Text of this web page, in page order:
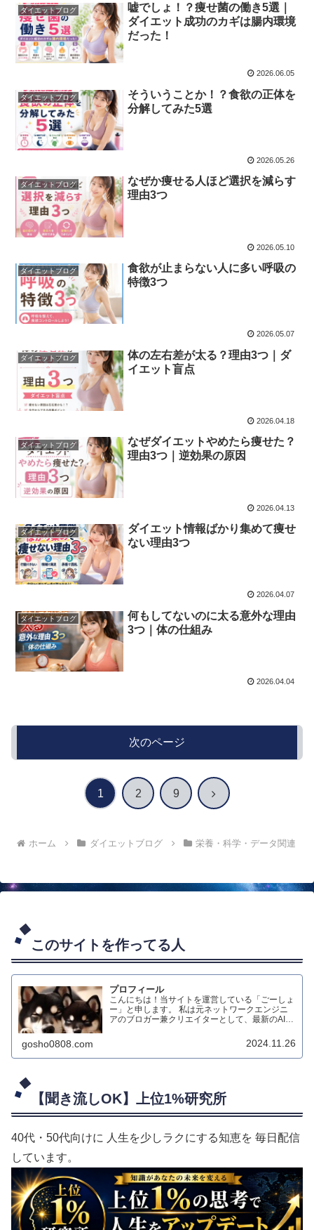
ダイエットブログ
嘘でしょ！？痩せ菌の働き5選｜
ダイエット成功のカギは腸内環境
だった！
2026.06.05
ダイエットブログ
そういうことか！？食欲の正体を
分解してみた5選
2026.05.26
ダイエットブログ
なぜか痩せる人ほど選択を減らす
理由3つ
2026.05.10
ダイエットブログ
食欲が止まらない人に多い呼吸の
特徴3つ
2026.05.07
ダイエットブログ
体の左右差が太る？理由3つ｜ダ
イエット盲点
2026.04.18
ダイエットブログ
なぜダイエットやめたら痩せた？
理由3つ｜逆効果の原因
2026.04.13
ダイエットブログ
ダイエット情報ばかり集めて痩せ
ない理由3つ
2026.04.07
ダイエットブログ
何もしてないのに太る意外な理由
3つ｜体の仕組み
2026.04.04
次のページ
1 2 9 次
ホーム ダイエットブログ 栄養・科学・データ関連
このサイトを作ってる人
プロフィール
こんにちは！当サイトを運営している「ごーしょ
ー」と申します。 私は元ネットワークエンジニ
アのブロガー兼クリエイターとして、最新のAIテ
信や、生成AIによる動画制作、オリジナルハンド
メイド作品の制作などを行っています。
gosho0808.com 2024.11.26
【聞き流しOK】上位1%研究所
40代・50代向けに 人生を少しラクにする知恵を 毎日配信
しています。